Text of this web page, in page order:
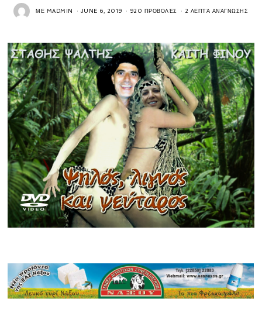
ΜΕ MADMIN JUNE 6, 2019 920 ΠΡΟΒΟΛΈΣ 2 ΛΕΠΤΆ ΑΝΆΓΝΩΣΗΣ